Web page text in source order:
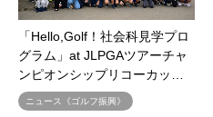
「Hello,Golf！社会科見学プロ
グラム」at JLPGAツアーチャ
ンピオンシップリコーカッ…
ニュース《ゴルフ振興》